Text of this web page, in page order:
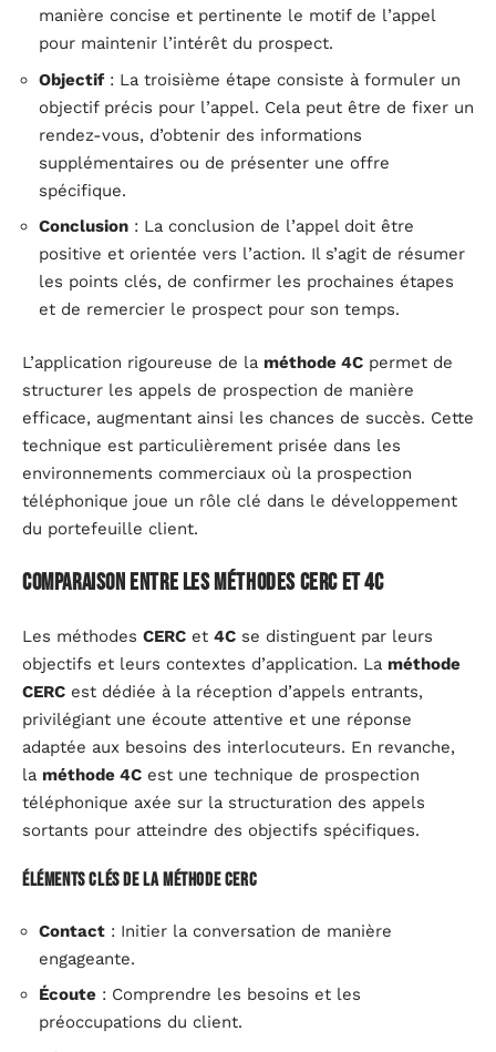
manière concise et pertinente le motif de l’appel
pour maintenir l’intérêt du prospect.
Objectif: La troisième étape consiste à formuler un
objectif précis pour l’appel. Cela peut être de fixer un
rendez-vous, d’obtenir des informations
supplémentaires ou de présenter une offre
spécifique.
Conclusion : La conclusion de l’appel doit être
positive et orientée vers l’action. Il s’agit de résumer
les points clés, de confirmer les prochaines étapes
et de remercier le prospect pour son temps.
L’application rigoureuse de la méthode 4C permet de
structurer les appels de prospection de manière
efficace, augmentant ainsi les chances de succès. Cette
technique est particulièrement prisée dans les
environnements commerciaux où la prospection
téléphonique joue un rôle clé dans le développement
du portefeuille client.
Comparaison entre les méthodes CERC et 4C
Les méthodes CERC et 4C se distinguent par leurs
objectifs et leurs contextes d’application. La méthode
CERC est dédiée à la réception d’appels entrants,
privilégiant une écoute attentive et une réponse
adaptée aux besoins des interlocuteurs. En revanche,
la méthode 4C est une technique de prospection
téléphonique axée sur la structuration des appels
sortants pour atteindre des objectifs spécifiques.
Éléments clés de la méthode CERC
Contact : Initier la conversation de manière
engageante.
Écoute : Comprendre les besoins et les
préoccupations du client.